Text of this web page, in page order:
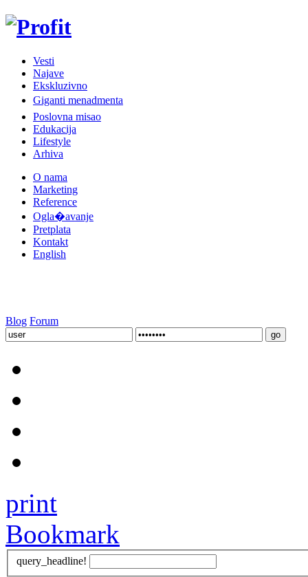
Vesti
Najave
Ekskluzivno
Giganti menadmenta
Poslovna misao
Edukacija
Lifestyle
Arhiva
O nama
Marketing
Reference
Ogla�avanje
Pretplata
Kontakt
English
Blog Forum
print
Bookmark
query_headline!